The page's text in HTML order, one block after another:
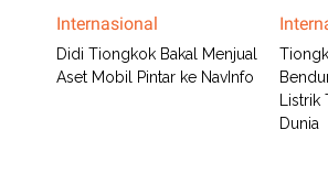
Internasional
Didi Tiongkok Bakal Menjual
Aset Mobil Pintar ke NavInfo
Dunia